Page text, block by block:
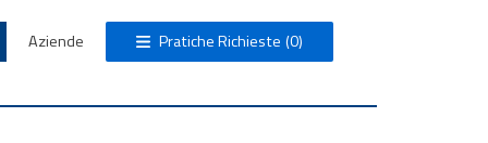
Aziende Pratiche Richieste (0)